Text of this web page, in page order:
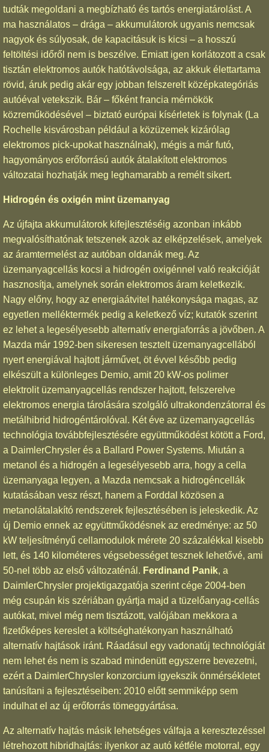
tudták megoldani a megbízható és tartós energiatárolást. A
ma használatos – drága – akkumulátorok ugyanis nemcsak
nagyok és súlyosak, de kapacitásuk is kicsi – a hosszú
feltöltési időről nem is beszélve. Emiatt igen korlátozott a csak
tisztán elektromos autók hatótávolsága, az akkuk élettartama
rövid, áruk pedig akár egy jobban felszerelt középkategóriás
autóéval vetekszik. Bár – főként francia mérnökök
közreműködésével – biztató európai kísérletek is folynak (La
Rochelle kisvárosban például a közüzemek kizárólag
elektromos pick-upokat használnak), mégis a már futó,
hagyományos erőforrású autók átalakított elektromos
változatai hozhatják meg leghamarabb a remélt sikert.
Hidrogén és oxigén mint üzemanyag
Az újfajta akkumulátorok kifejlesztéséig azonban inkább
megvalósíthatónak tetszenek azok az elképzelések, amelyek
az áramtermelést az autóban oldanák meg. Az
üzemanyagcellás kocsi a hidrogén oxigénnel való reakcióját
hasznosítja, amelynek során elektromos áram keletkezik.
Nagy előny, hogy az energiaátvitel hatékonysága magas, az
egyetlen melléktermék pedig a keletkező víz; kutatók szerint
ez lehet a legesélyesebb alternatív energiaforrás a jövőben. A
Mazda már 1992-ben sikeresen tesztelt üzemanyagcellából
nyert energiával hajtott járművet, öt évvel később pedig
elkészült a különleges Demio, amit 20 kW-os polimer
elektrolit üzemanyagcellás rendszer hajtott, felszerelve
elektromos energia tárolására szolgáló ultrakondenzátorral és
metálhibrid hidrogéntárolóval. Két éve az üzemanyagcellás
technológia továbbfejlesztésére együttműködést kötött a Ford,
a DaimlerChrysler és a Ballard Power Systems. Miután a
metanol és a hidrogén a legesélyesebb arra, hogy a cella
üzemanyaga legyen, a Mazda nemcsak a hidrogéncellák
kutatásában vesz részt, hanem a Forddal közösen a
metanolátalakító rendszerek fejlesztésében is jeleskedik. Az
új Demio ennek az együttműködésnek az eredménye: az 50
kW teljesítményű cellamodulok mérete 20 százalékkal kisebb
lett, és 140 kilométeres végsebességet tesznek lehetővé, ami
50-nel több az első változaténál. Ferdinand Panik, a
DaimlerChrysler projektigazgatója szerint cége 2004-ben
még csupán kis szériában gyártja majd a tüzelőanyag-cellás
autókat, mivel még nem tisztázott, valójában mekkora a
fizetőképes kereslet a költséghatékonyan használható
alternatív hajtások iránt. Ráadásul egy vadonatúj technológiát
nem lehet és nem is szabad mindenütt egyszerre bevezetni,
ezért a DaimlerChrysler konzorcium igyekszik önmérsékletet
tanúsítani a fejlesztéseiben: 2010 előtt semmiképp sem
indulhat el az új erőforrás tömeggyártása.
Az alternatív hajtás másik lehetséges válfaja a keresztezéssel
létrehozott hibridhajtás: ilyenkor az autó kétféle motorral, egy